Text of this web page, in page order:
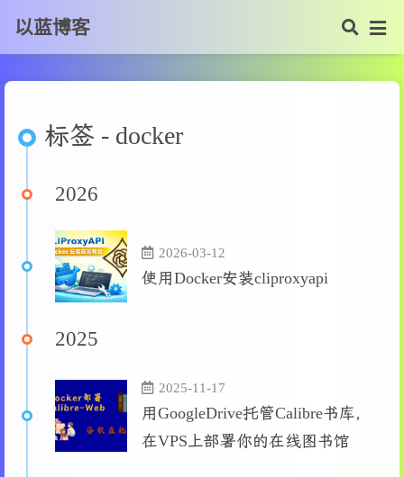
以蓝博客
标签 - docker
2026
2026-03-12
使用Docker安装cliproxyapi
2025
2025-11-17
用GoogleDrive托管Calibre书库，
在VPS上部署你的在线图书馆